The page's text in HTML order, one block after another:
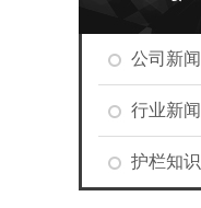
公司新闻
行业新闻
护栏知识